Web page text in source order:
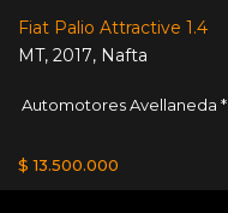
Fiat Palio Attractive 1.4
MT, 2017, Nafta
Automotores Avellaneda *
$ 13.500.000